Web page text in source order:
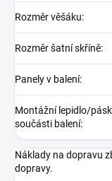
Rozměr věšáku:
Rozměr šatní skříně:
Panely v balení:
Montážní lepidlo/
součásti balení:
Náklady na dopravu
dopravy.